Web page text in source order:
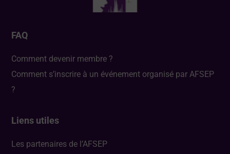
FAQ
Comment devenir membre ?
Comment s’inscrire à un événement organisé par AFSEP
?
Liens utiles
Les partenaires de l’AFSEP